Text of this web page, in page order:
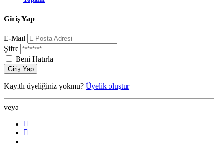
Giriş Yap
E-Mail
Şifre
Beni Hatırla
Giriş Yap
Kayıtlı üyeliğiniz yokmu? Üyelik oluştur
veya